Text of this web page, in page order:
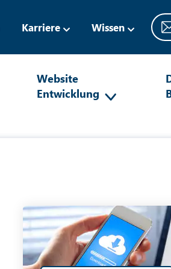
Karriere Wissen
Website
Entwicklung